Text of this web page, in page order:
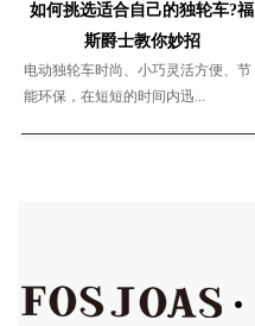
如何挑选适合自己的独轮车?福
斯爵士教你妙招
电动独轮车时尚、小巧灵活方便、节
能环保，在短短的时间内迅...